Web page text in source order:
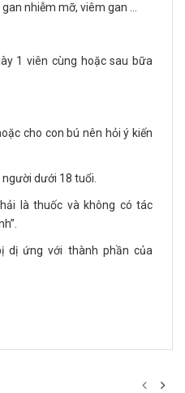
nhiễm mỡ, viêm gan …
1 viên cùng hoặc sau bữa
cho con bú nên hỏi ý kiến
dưới 18 tuổi.
là thuốc và không có tác
dị ứng với thành phần của